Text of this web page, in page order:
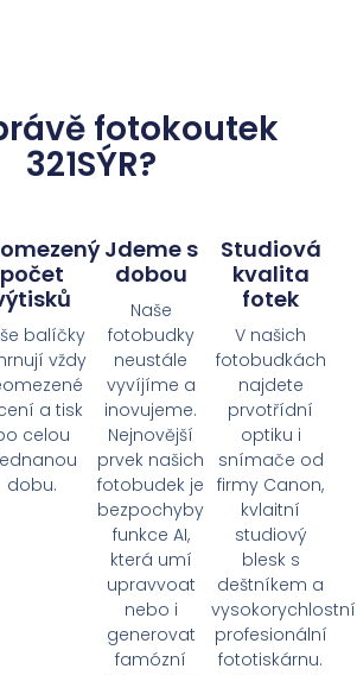
fotokoutek
321SÝR?
počet
balíčky
vždy
a tisk
celou
dobu.
Jdeme s
dobou
Naše
fotobudky
neustále
vyvíjíme a
inovujeme.
Nejnovější
prvek našich
fotobudek je
bezpochyby
funkce AI,
která umí
upravvoat
nebo i
generovat
famózní
Studiová
kvalita
fotek
V našich
fotobudkách
najdete
prvotřídní
optiku i
snímače od
firmy Canon,
kvlaitní
studiový
blesk s
deštníkem a
vysokorychlostní
profesionální
fototiskárnu.